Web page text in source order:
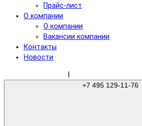
Прайс-лист
О компании
О компании
Вакансии компании
Контакты
Новости